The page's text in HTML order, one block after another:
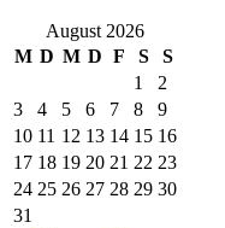
August 2026
M D M D F S
S
1
2
3
4 5 6 7 8
9
10 11 12 13 14 15 16
17 18 19 20 21 22 23
24 25 26 27 28 29 30
31